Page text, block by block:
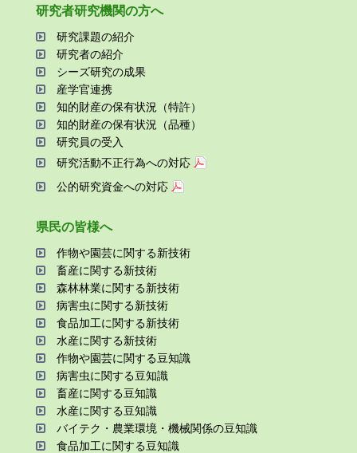
研究者研究機関の⽅へ
研究課題の紹介
研究者の紹介
シーズ研究の成果
産学官連携
知的財産の保有状況（特許）
知的財産の保有状況（品種）
研究員の受⼊
研究活動不正⾏為への対応
公的研究資金への対応
県⺠の皆様へ
作物や園芸に関する新技術
畜産に関する新技術
森林林業に関する新技術
病害⾍に関する新技術
⾷品加⼯に関する新技術
⽔産に関する新技術
作物や園芸に関する⾖知識
病害⾍に関する⾖知識
畜産に関する⾖知識
⽔産に関する⾖知識
バイテク・農業環境・機械関係の⾖知識
⾷品加⼯に関する⾖知識